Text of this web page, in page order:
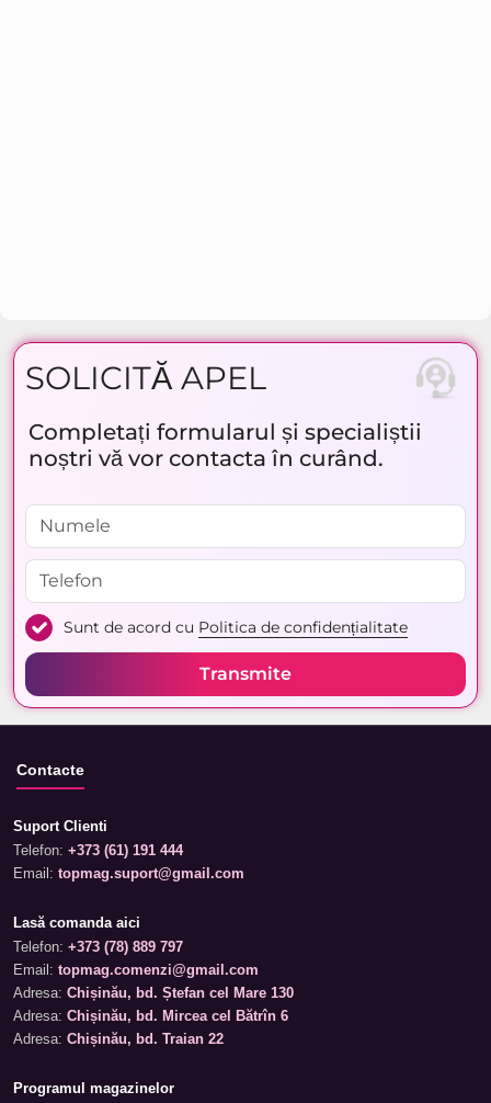
SOLICITĂ APEL
Completați formularul și specialiștii
noștri vă vor contacta în curând.
Sunt de acord cu Politica de confidențialitate
Transmite
Contacte
Suport Clienti
Telefon: +373 (61) 191 444
Email: topmag.suport@gmail.com
Lasă comanda aici
Telefon: +373 (78) 889 797
Email: topmag.comenzi@gmail.com
Adresa: Chișinău, bd. Ștefan cel Mare 130
Adresa: Chișinău, bd. Mircea cel Bătrîn 6
Adresa: Chișinău, bd. Traian 22
Programul magazinelor